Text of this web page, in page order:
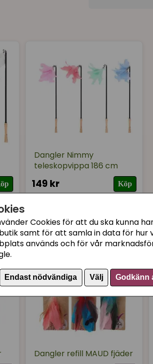
Cookies för att du ska kunna
samt för att samla in data för hur
används och för vår
Endast nödvändiga Välj Godkänn
Dangler Nimmy
teleskopvippa 186 cm
149 kr Köp
Dangler refill MAUD fjäder